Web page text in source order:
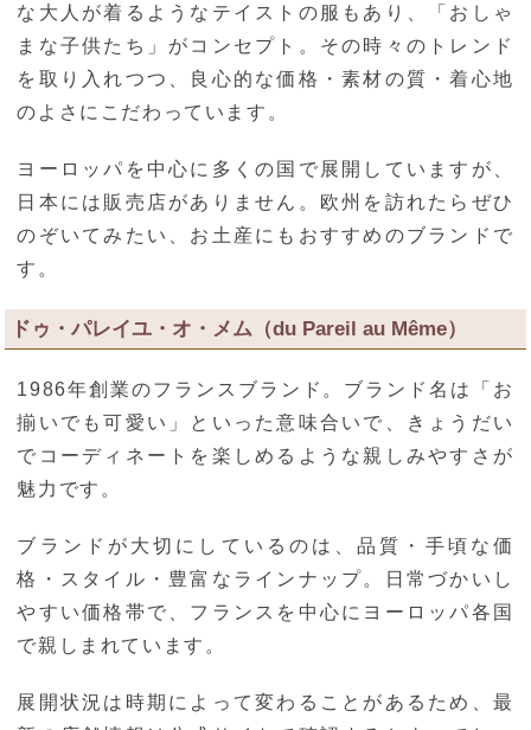
な大人が着るようなテイストの服もあり、「おしゃ
まな子供たち」がコンセプト。その時々のトレンド
を取り入れつつ、良心的な価格・素材の質・着心地
のよさにこだわっています。
ヨーロッパを中心に多くの国で展開していますが、
日本には販売店がありません。欧州を訪れたらぜひ
のぞいてみたい、お土産にもおすすめのブランドで
す。
ドゥ・パレイユ・オ・メム（du Pareil au Même）
1986年創業のフランスブランド。ブランド名は「お
揃いでも可愛い」といった意味合いで、きょうだい
でコーディネートを楽しめるような親しみやすさが
魅力です。
ブランドが大切にしているのは、品質・手頃な価
格・スタイル・豊富なラインナップ。日常づかいし
やすい価格帯で、フランスを中心にヨーロッパ各国
で親しまれています。
展開状況は時期によって変わることがあるため、最